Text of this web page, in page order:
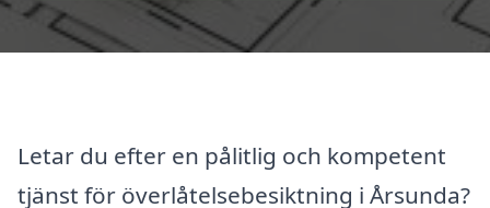
Letar du efter en pålitlig och kompetent
tjänst för överlåtelsebesiktning i Årsunda?